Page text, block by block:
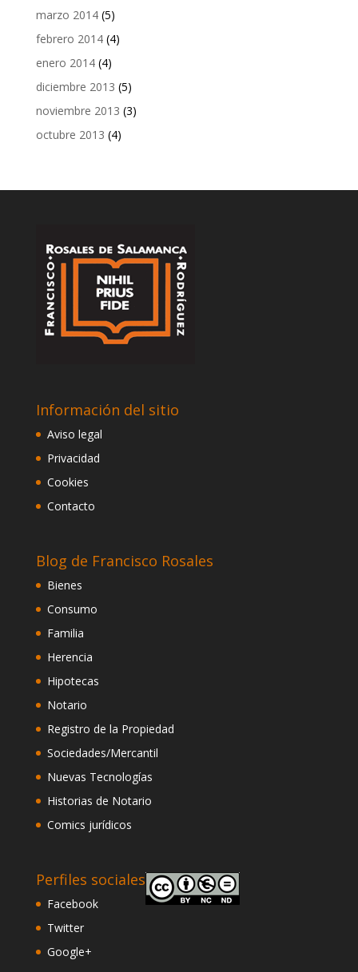
marzo 2014(5)
febrero 2014(4)
enero 2014(4)
diciembre 2013 (5)
noviembre 2013 (3)
octubre 2013 (4)
Información del sitio
Aviso legal
Privacidad
Cookies
Contacto
Blog de Francisco Rosales
Bienes
Consumo
Familia
Herencia
Hipotecas
Notario
Registro de la Propiedad
Sociedades/Mercantil
Nuevas Tecnologías
Historias de Notario
Comics jurídicos
Perfiles sociales
Facebook
Twitter
Google+